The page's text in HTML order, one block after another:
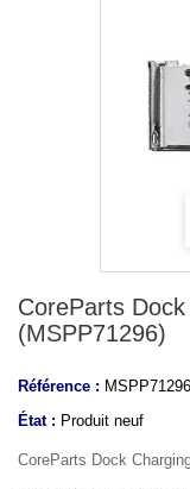
CoreParts
(MSPP71296)
Référence : MSPP71296
État : Produit neuf
CoreParts Dock